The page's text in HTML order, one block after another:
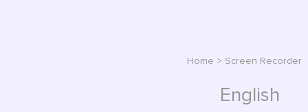
Home > Screen Recorder
English